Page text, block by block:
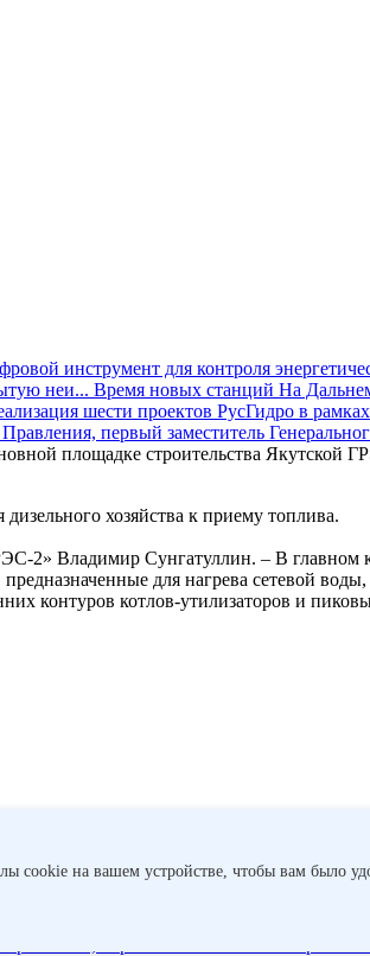
инструмент для контроля
неи... Время новых станций На
шести проектов РусГидро в
первый заместитель
площадке строительства Якутской
хозяйства к приему топлива.
2» Владимир Сунгатуллин. – В главном
для нагрева сетевой
контуров котлов-утилизаторов и
инструмент для контроля
неи...
На
на вашем устройстве, чтобы вам было